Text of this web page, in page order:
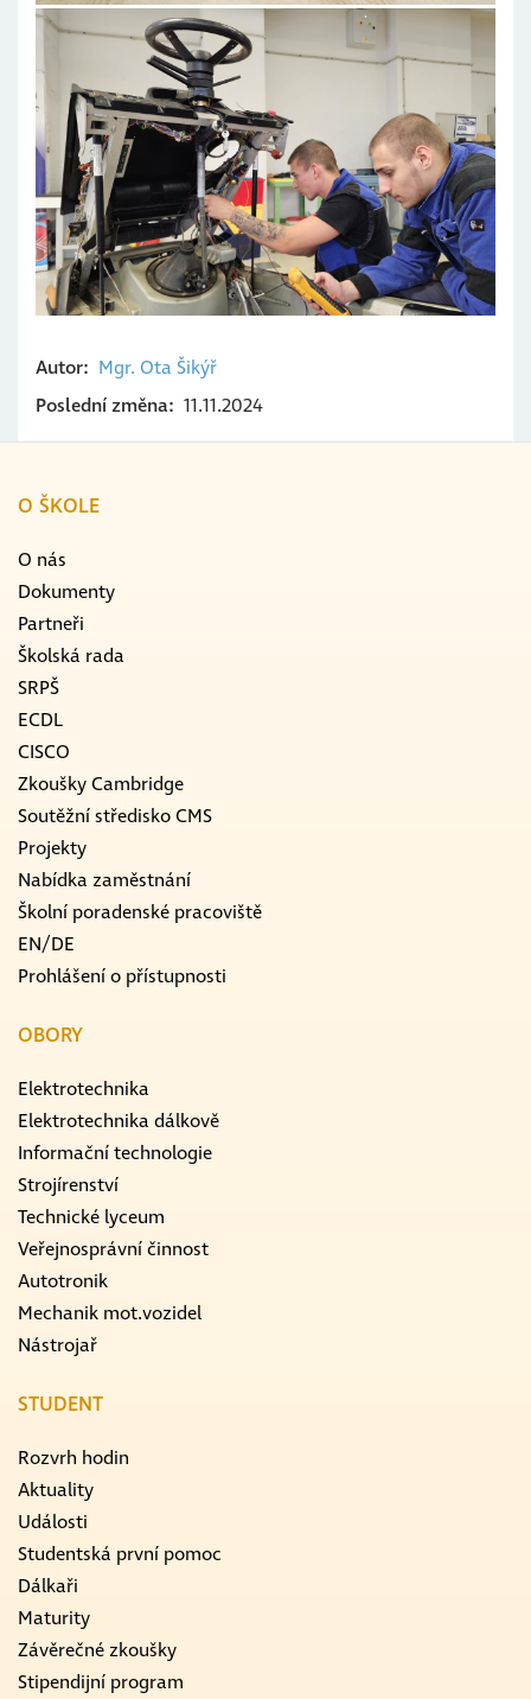
Autor Mgr. Ota Šikýř
Poslední změna 11.11.2024
O ŠKOLE
O nás
Dokumenty
Partneři
Školská rada
SRPŠ
ECDL
CISCO
Zkoušky Cambridge
Soutěžní středisko CMS
Projekty
Nabídka zaměstnání
Školní poradenské pracoviště
EN/DE
Prohlášení o přístupnosti
OBORY
Elektrotechnika
Elektrotechnika dálkově
Informační technologie
Strojírenství
Technické lyceum
Veřejnosprávní činnost
Autotronik
Mechanik mot.vozidel
Nástrojař
STUDENT
Rozvrh hodin
Aktuality
Události
Studentská první pomoc
Dálkaři
Maturity
Závěrečné zkoušky
Stipendijní program